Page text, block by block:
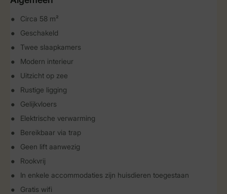
Circa 58 m²
Geschakeld
Twee slaapkamers
Modern interieur
Uitzicht op zee
Rustige ligging
Gelijkvloers
Elektrische verwarming
Bereikbaar via trap
Geen lift aanwezig
Rookvrij
In enkele accommodaties zijn huisdieren toegestaan
Gratis wifi